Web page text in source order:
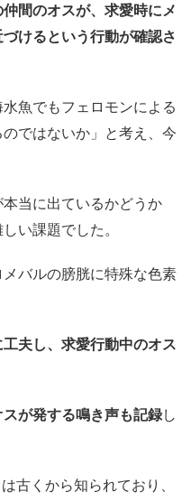
間のオスが、求愛時にメ
けるという行動が確認さ
魚でもフェロモンによる
ではないか」と考え、今
当に出ているかどうか
い課題でした。
バルの膀胱に特殊な色素
夫し、求愛行動中のオス
が発する鳴き声も記録し
古くから知られており、